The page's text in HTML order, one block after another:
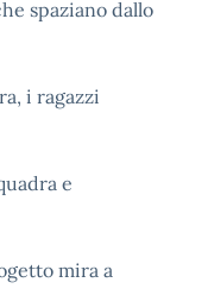
spaziano dallo
i ragazzi
e
mira a